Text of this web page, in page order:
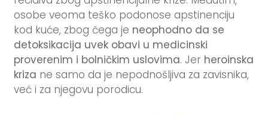
osobe veoma teško podonose apstinenciju
kod kuće, zbog čega je neophodno da se
detoksikacija uvek obavi u medicinski
proverenim i bolničkim uslovima. Jer heroinska
kriza ne samo da je nepodnošljiva za zavisnika,
već i za njegovu porodicu.